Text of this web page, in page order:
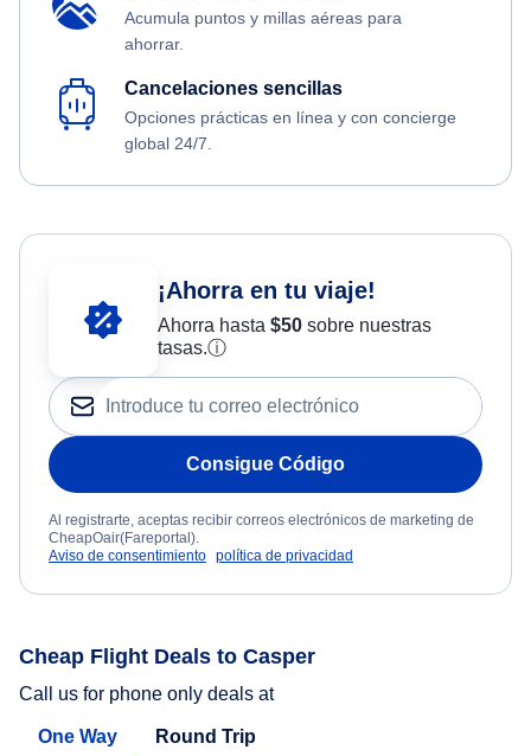
Acumula puntos y millas aéreas para
ahorrar.
Cancelaciones sencillas
Opciones prácticas en línea y con concierge
global 24/7.
¡Ahorra en tu viaje!
Ahorra hasta $50sobre nuestras
tasas.ⓘ
Consigue Código
Al registrarte, aceptas recibir correos electrónicos de marketing de
CheapOair(Fareportal).
Aviso de consentimiento política de privacidad
Cheap Flight Deals to Casper
Call us for phone only deals at
One Way Round Trip